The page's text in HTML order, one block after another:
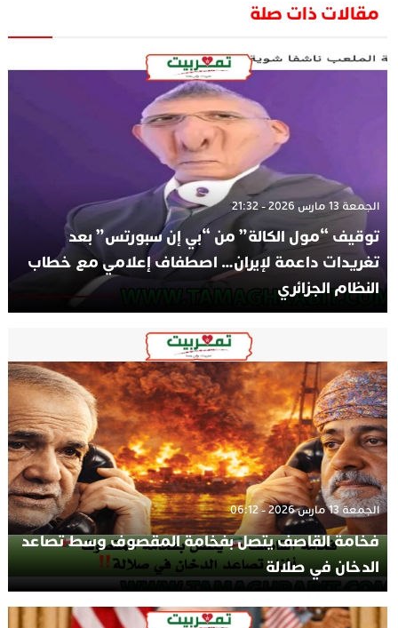
مقالات ذات صلة
الجمعة 13 مارس 2026 - 21:32
توقيف “مول الكالة” من “بي إن سبورتس” بعد
تغريدات داعمة لإيران… اصطفاف إعلامي مع خطاب
النظام الجزائري
الجمعة 13 مارس 2026 - 06:12
فخامة القاصف يتصل بفخامة المقصوف وسط تصاعد
الدخان في صلالة